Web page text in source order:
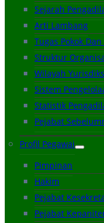
Sejarah
Arti Lambang
Tugas Pokok
Struktur
Wilayah
Sistem
Statistik
Pejabat
Profil Pegawai
Pimpinan
Hakim
Pejabat
Pejabat